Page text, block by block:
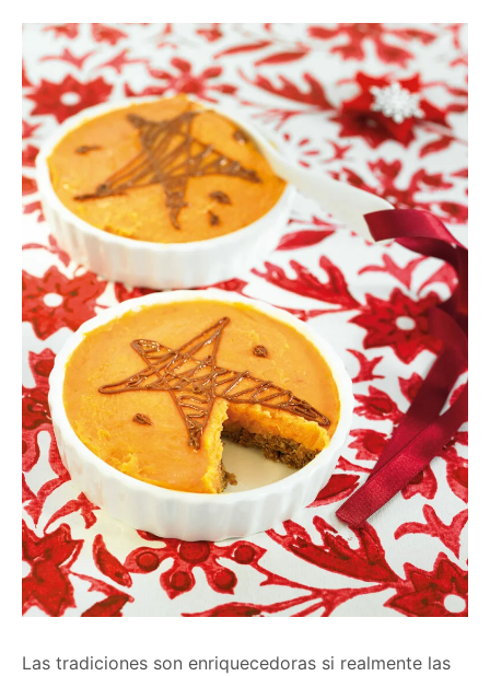
Las tradiciones son enriquecedoras si realmente las